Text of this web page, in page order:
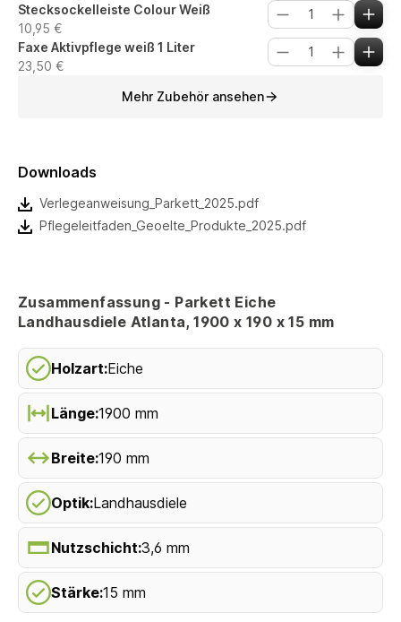
Stecksockelleiste Colour Weiß
10,95 €
Faxe Aktivpflege weiß 1 Liter
23,50 €
Mehr Zubehör ansehen
Downloads
Verlegeanweisung_Parkett_2025.pdf
Pflegeleitfaden_Geoelte_Produkte_2025.pdf
Zusammenfassung - Parkett Eiche
Landhausdiele Atlanta, 1900 x 190 x 15 mm
Holzart:Eiche
Länge:1900 mm
Breite:190 mm
Optik:Landhausdiele
Nutzschicht:3,6 mm
Stärke:15 mm